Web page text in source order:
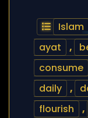
Islam
ayat
,
consume
daily
,
flourish
,